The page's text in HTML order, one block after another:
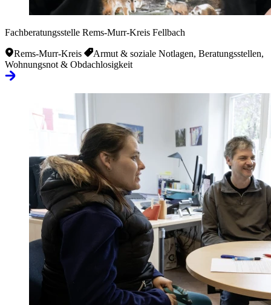
Fachberatungsstelle Rems-Murr-Kreis Fellbach
Rems-Murr-Kreis
Armut & soziale Notlagen, Beratungsstellen,
Wohnungsnot & Obdachlosigkeit